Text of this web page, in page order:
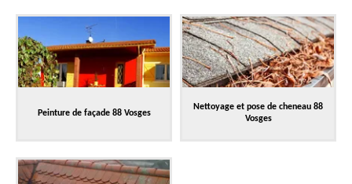
Peinture de façade 88 Vosges
Nettoyage et pose de cheneau 88
Vosges